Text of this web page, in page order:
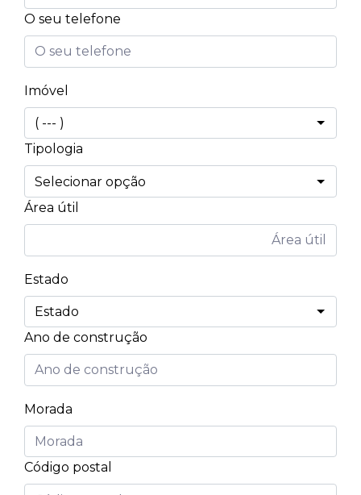
O seu telefone
Imóvel
Tipologia
Área útil
Estado
Ano de construção
Morada
Código postal